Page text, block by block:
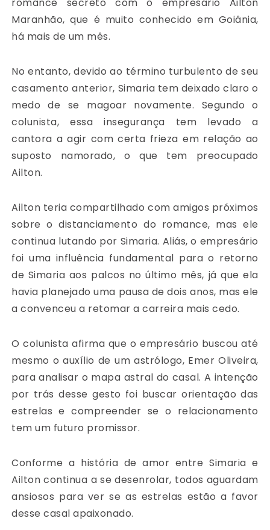
romance secreto com o empresário Ailton
Maranhão, que é muito conhecido em Goiânia,
há mais de um mês.
No entanto, devido ao término turbulento de seu
casamento anterior, Simaria tem deixado claro o
medo de se magoar novamente. Segundo o
colunista, essa insegurança tem levado a
cantora a agir com certa frieza em relação ao
suposto namorado, o que tem preocupado
Ailton.
Ailton teria compartilhado com amigos próximos
sobre o distanciamento do romance, mas ele
continua lutando por Simaria. Aliás, o empresário
foi uma influência fundamental para o retorno
de Simaria aos palcos no último mês, já que ela
havia planejado uma pausa de dois anos, mas ele
a convenceu a retomar a carreira mais cedo.
O colunista afirma que o empresário buscou até
mesmo o auxílio de um astrólogo, Emer Oliveira,
para analisar o mapa astral do casal. A intenção
por trás desse gesto foi buscar orientação das
estrelas e compreender se o relacionamento
tem um futuro promissor.
Conforme a história de amor entre Simaria e
Ailton continua a se desenrolar, todos aguardam
ansiosos para ver se as estrelas estão a favor
desse casal apaixonado.